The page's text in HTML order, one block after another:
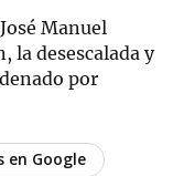
Manuel
la desescalada y
por
en Google